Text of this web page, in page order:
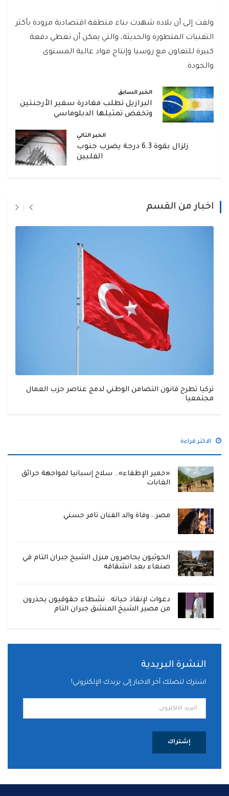
ولفت إلى أن بلاده شهدت بناء منطقة اقتصادية مزودة بأكثر
التقنيات المتطورة والحديثة، والتي يمكن أن تعطي دفعة
كبيرة للتعاون مع روسيا وإنتاج مواد عالية المستوى
والجودة.
الخبر السابق
البرازيل تطلب مغادرة سفير الأرجنتين
وتخفض تمثيلها الدبلوماسي
الخبر التالي
زلزال بقوة 6.3 درجة يضرب جنوب
الفلبين
اخبار من القسم
تركيا تطرح قانون التضامن الوطني لدمج عناصر حزب العمال
مجتمعيا
الاكثر قراءة
«حمير الإطفاء».. سلاح إسبانيا لمواجهة حرائق
الغابات
مصر.. وفاة والد الفنان تامر حسني
الحوثيون يحاصرون منزل الشيخ جبران التام في
صنعاء بعد انشقاقه
دعوات لإنقاذ حياته.. نشطاء حقوقيون يحذرون
من مصير الشيخ المنشق جبران التام
النشرة البريدية
اشترك لتصلك آخر الاخبار إلى بريدك الإلكتروني!
إشتراك